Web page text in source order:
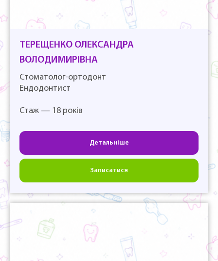
ТЕРЕЩЕНКО ОЛЕКСАНДРА
ВОЛОДИМИРІВНА
Стоматолог-ортодонт
Ендодонтист
Стаж — 18 років
Детальніше
Записатися